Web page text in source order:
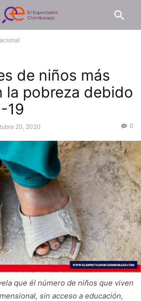
de niños más
la pobreza debido
19
20, 2020 0
que él número de niños que viven
sin acceso a educación,